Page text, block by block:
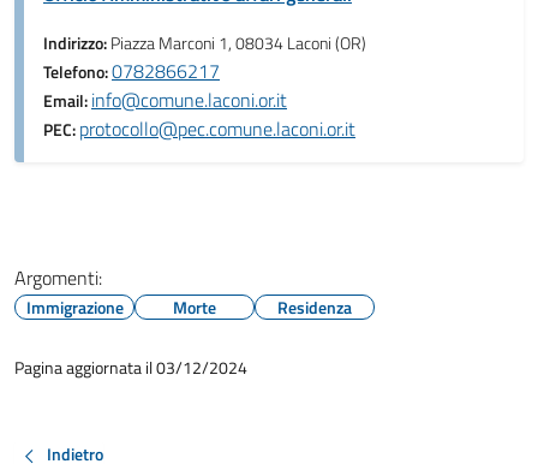
Indirizzo:Piazza Marconi 1, 08034 Laconi (OR)
Telefono:0782866217
Email:info@comune.laconi.or.it
PEC:protocollo@pec.comune.laconi.or.it
Argomenti:
Immigrazione Morte Residenza
Pagina aggiornata il 03/12/2024
Indietro